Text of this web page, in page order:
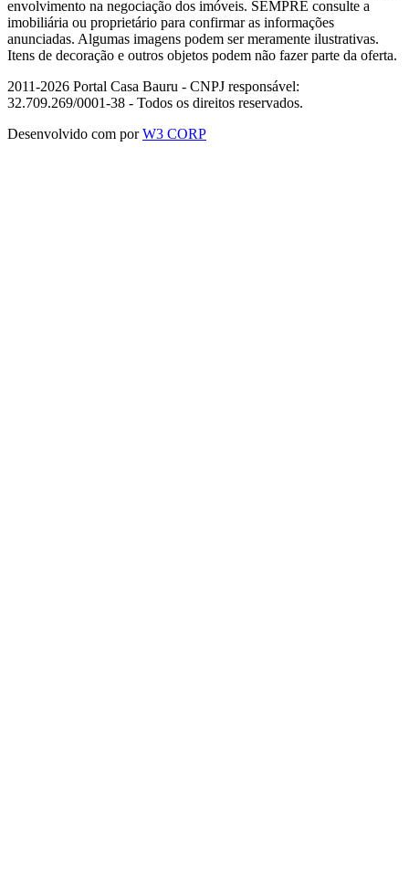
envolvimento na negociação dos imóveis. SEMPRE consulte a
imobiliária ou proprietário para confirmar as informações
anunciadas. Algumas imagens podem ser meramente ilustrativas.
Itens de decoração e outros objetos podem não fazer parte da oferta.
2011-2026 Portal Casa Bauru - CNPJ responsável:
32.709.269/0001-38 - Todos os direitos reservados.
Desenvolvido com porW3 CORP